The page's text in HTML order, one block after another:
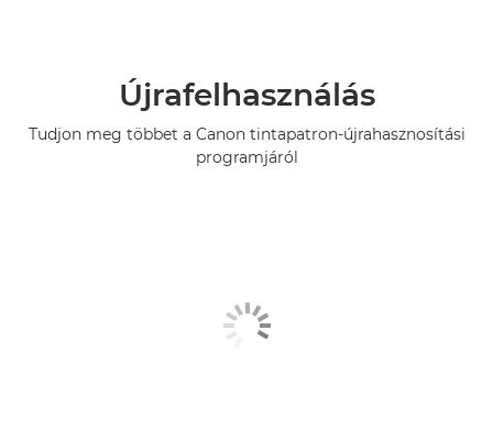
Újrafelhasználás
Tudjon meg többet a Canon tintapatron-újrahasznosítási
programjáról